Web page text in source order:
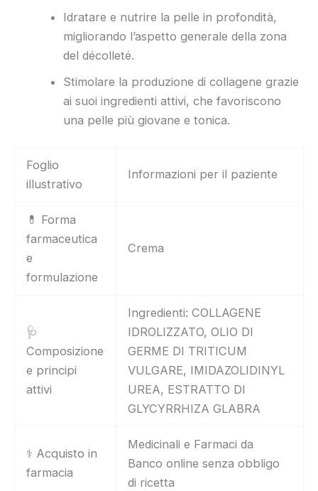
Idratare e nutrire la pelle in profondità,
migliorando l’aspetto generale della zona
del décolleté.
Stimolare la produzione di collagene grazie
ai suoi ingredienti attivi, che favoriscono
una pelle più giovane e tonica.
Foglio
illustrativo
Informazioni per il paziente
💊 Forma
farmaceutica
e
formulazione
Crema
🩺
Composizione
e principi
attivi
Ingredienti: COLLAGENE
IDROLIZZATO, OLIO DI
GERME DI TRITICUM
VULGARE, IMIDAZOLIDINYL
UREA, ESTRATTO DI
GLYCYRRHIZA GLABRA
⚕️ Acquisto in
farmacia
Medicinali e Farmaci da
Banco online senza obbligo
di ricetta